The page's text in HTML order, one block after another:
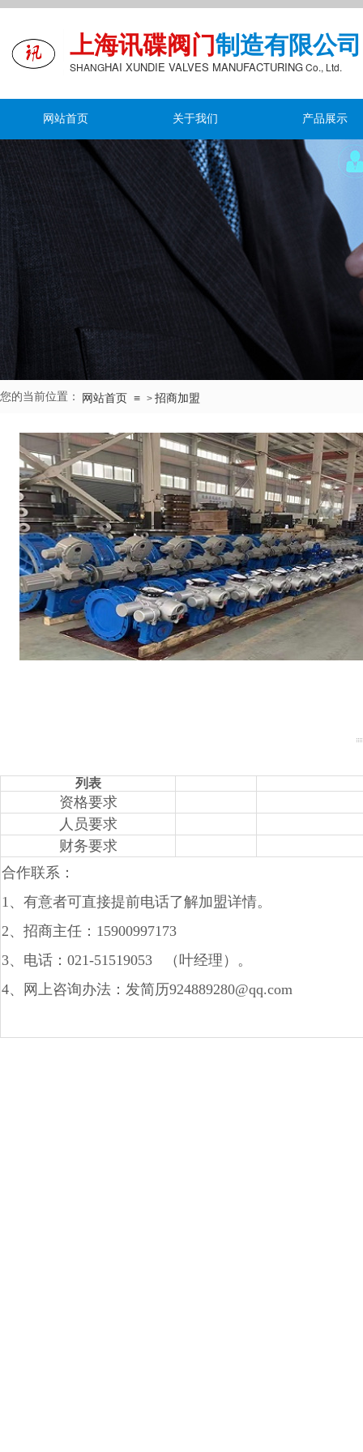
上海讯碟阀门制造有限公司
SHANGHAI XUNDIE VALVES MANUFACTURINGCo., Ltd.
网站首页 关于我们 产品展示
网站首页 ≡ > 招商加盟
您的当前位置：
列表
资格要求
人员要求
财务要求
合作联系：
1、有意者可直接提前电话了解加盟详情。
2、招商主任：15900997173
3、电话：021-51519053 （叶经理）。
4、网上咨询办法：发简历924889280@qq.com